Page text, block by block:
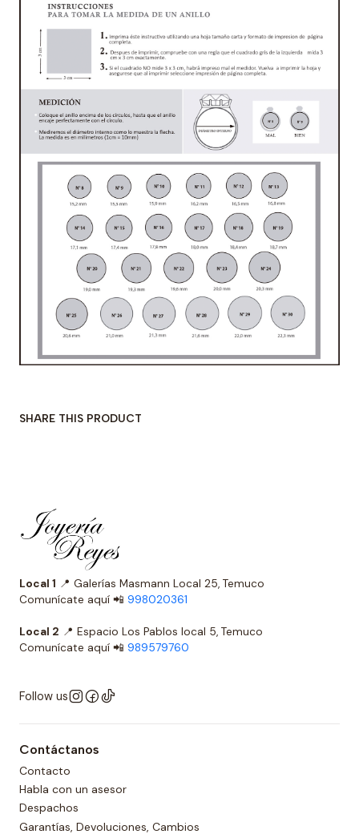
SHARE THIS PRODUCT
Local 1 📍 Galerías Masmann Local 25, Temuco
Comunícate aquí 📲 998020361
Local 2 📍 Espacio Los Pablos local 5, Temuco
Comunícate aquí 📲 989579760
Follow us
Contáctanos
Contacto
Habla con un asesor
Despachos
Garantías, Devoluciones, Cambios